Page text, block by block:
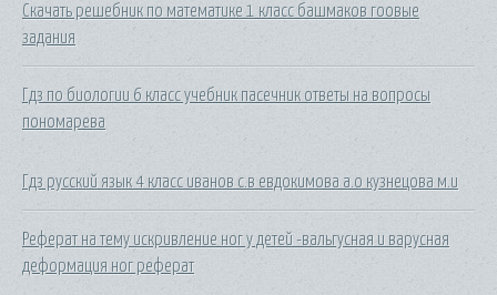
Скачать решебник по математике 1 класс башмаков гоовые
задания
Гдз по биологии 6 класс учебник пасечник ответы на вопросы
пономарева
Гдз русский язык 4 класс иванов с.в евдокимова а.о кузнецова м.и
Реферат на тему искривление ног у детей -вальгусная и варусная
деформация ног реферат